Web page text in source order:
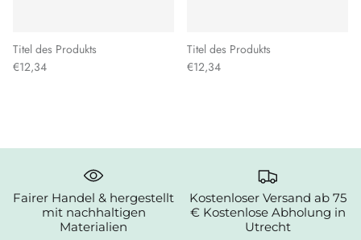
Titel des Produkts
€12,34
Titel des Produkts
€12,34
Fairer Handel & hergestellt
mit nachhaltigen
Materialien
Kostenloser Versand ab 75
€ Kostenlose Abholung in
Utrecht